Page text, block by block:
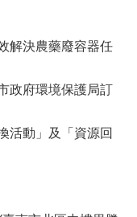
解決農藥廢容器任
政府環境保護局訂
活動」及「資源回